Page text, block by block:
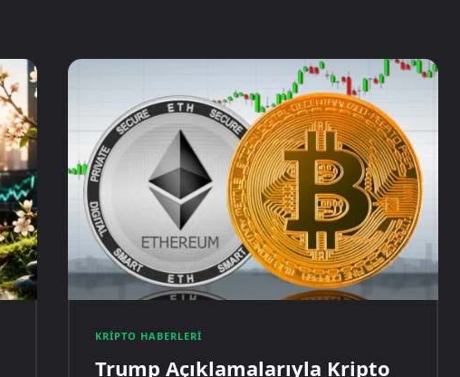
KRIPTO HABERLERI
Trump Açıklamalarıyla Kripto